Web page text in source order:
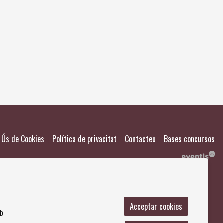
Ús de Cookies Política de privacitat Contacteu Bases concursos
Acceptar cookies